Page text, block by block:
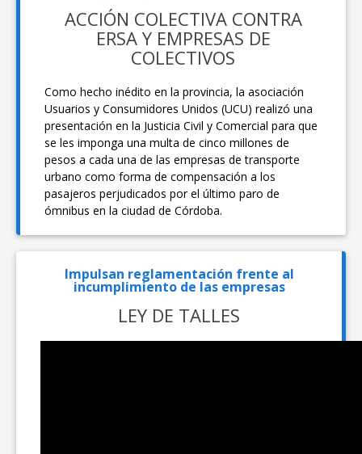
ACCIÓN COLECTIVA CONTRA
ERSA Y EMPRESAS DE
COLECTIVOS
Como hecho inédito en la provincia, la asociación
Usuarios y Consumidores Unidos (UCU) realizó una
presentación en la Justicia Civil y Comercial para que
se les imponga una multa de cinco millones de
pesos a cada una de las empresas de transporte
urbano como forma de compensación a los
pasajeros perjudicados por el último paro de
ómnibus en la ciudad de Córdoba.
Impulsan reglamentación frente al
incumplimiento de las empresas
LEY DE TALLES